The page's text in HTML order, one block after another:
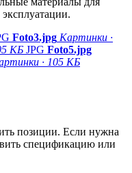
Foto3.jpg Картинки ·
КБ JPG Foto5.jpg
· 105 КБ
позиции. Если нужна
спецификацию или